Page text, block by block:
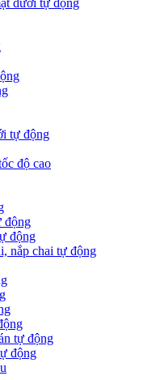
dưới tự động
tự động
độ cao
động
động
nắp chai tự động
tự động
động